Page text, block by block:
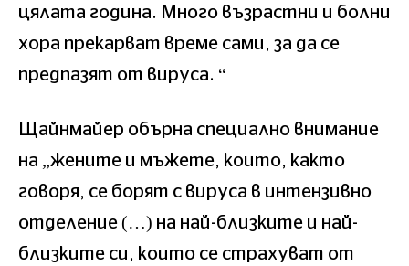
цялата година. Много възрастни и болни
хора прекарват време сами, за да се
предпазят от вируса. “
Щайнмайер обърна специално внимание
на „жените и мъжете, които, както
говоря, се борят с вируса в интензивно
отделение (…) на най-близките и най-
близките си, които се страхуват от